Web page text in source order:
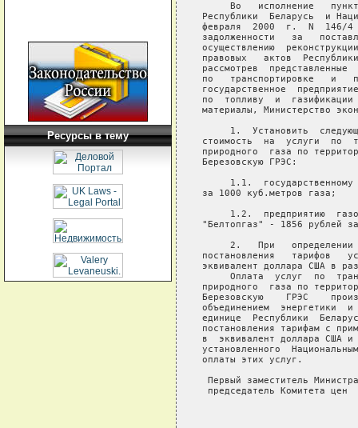
Ресурсы в тему
Во   исполнение
Республики  Беларусь  и
февраля  2000  г.  N  146/4
задолженности   за
осуществлению
правовых   актов
рассмотрев  представленные
по   транспортировке   и
государственное
по  топливу  и
материалы, Министерство
1.  Установить
стоимость  на  услуги  по
природного  газа по
Березовскую ГРЭС:
1.1.
за 1000 куб.метров газа;
1.2.  предприятию
"Белтопгаз" - 1856 рублей
2.   При
постановления   тарифов
эквивалент доллара США в
Оплата  услуг  по
природного  газа по
Березовскую    ГРЭС
объединением  энергетики
единице  Республики
постановления тарифам с
в  эквивалент доллара США и
установленного
оплаты этих услуг.
Первый заместитель
председатель